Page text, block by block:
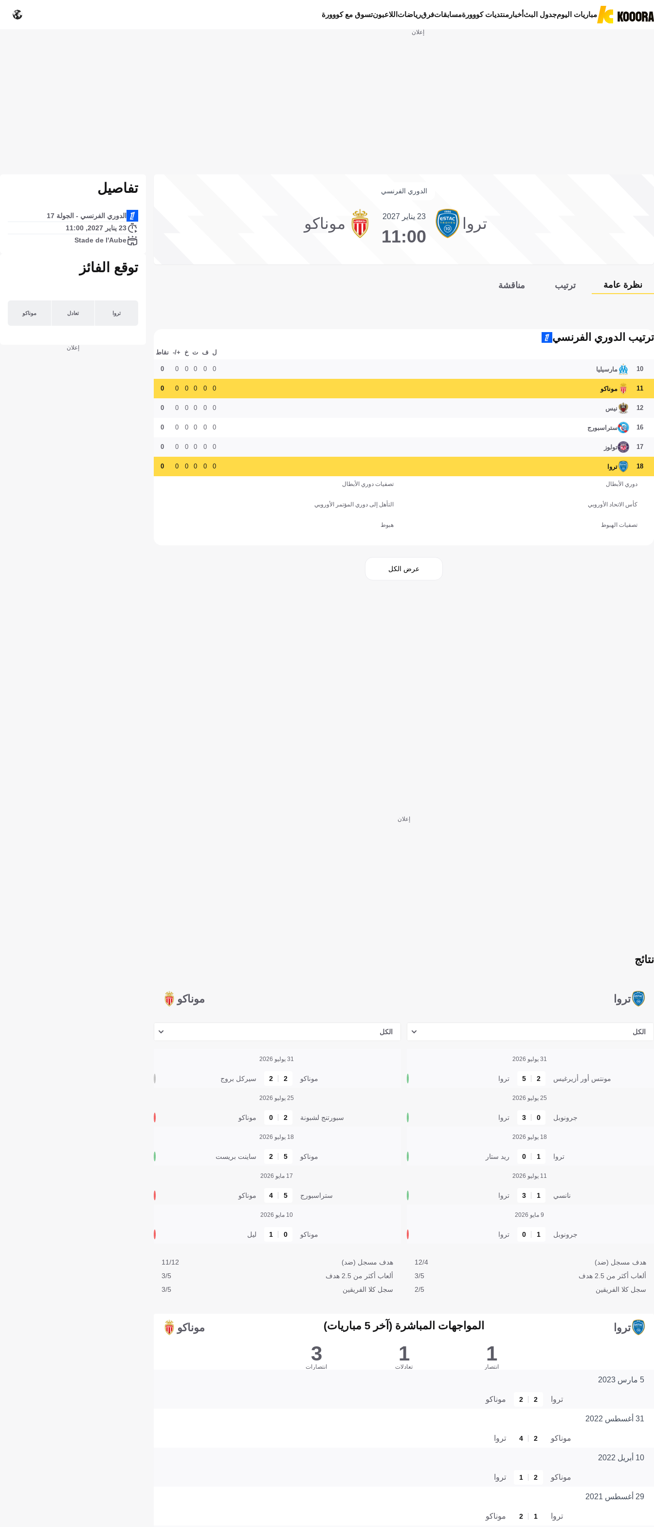
مباريات اليومجدول البثأخبار منتديات كووورةمسابقاتفرقرياضات اللاعبونتسوق مع كووورة
إعلان
الدوري الفرنسي
تروا 23 يناير 2027
11:00
موناكو
نظرة عامة ترتيب مناقشة
ترتيب الدوري الفرنسي
ل ف ت خ +/- نقاط
10 مارسيليا 0
0
0
0
0
0
11 موناكو 0
0
0
0
0
0
12 نيس 0
0
0
0
0
0
16 ستراسبورج 0
0
0
0
0
0
17 تولوز 0
0
0
0
0
0
18 تروا 0
0
0
0
0
0
دوري الأبطال تصفيات دوري الأبطال
كأس الاتحاد الأوروبي التأهل إلى دوري المؤتمر الأوروبي
تصفيات الهبوط هبوط
عرض الكل
إعلان
تروا
نتائج
موناكو
الكل
31 يوليو 2026
مونتس أور أزيرغيس 2
5 تروا
25 يوليو 2026
جرونوبل 0
3 تروا
18 يوليو 2026
تروا 1
0 ريد ستار
11 يوليو 2026
نانسي 1
3 تروا
9 مايو 2026
جرونوبل 1
0 تروا
هدف مسجل (ضد)
12/4
ألعاب أكثر من 2.5 هدف
3/5
سجل كلا الفريقين
2/5
الكل
31 يوليو 2026
موناكو 2
2 سيركل بروج
25 يوليو 2026
سبورتنج لشبونة 2
0 موناكو
18 يوليو 2026
موناكو 5
2 ساينت بريست
17 مايو 2026
ستراسبورج 5
4 موناكو
10 مايو 2026
موناكو 0
1 ليل
هدف مسجل (ضد)
11/12
ألعاب أكثر من 2.5 هدف
3/5
سجل كلا الفريقين
3/5
تروا المواجهات المباشرة (آخر 5 مباريات) موناكو
1
انتصار
1
تعادلات
3
انتصارات
5 مارس 2023
تروا 2
2 موناكو
31 أغسطس 2022
موناكو 2
4 تروا
10 أبريل 2022
موناكو 2
1 تروا
29 أغسطس 2021
تروا 1
2 موناكو
تفاصيل
الدوري الفرنسي - الجولة 17
23 يناير 2027, 11:00
Stade de l'Aube
توقع الفائز
تروا تعادل موناكو
إعلان